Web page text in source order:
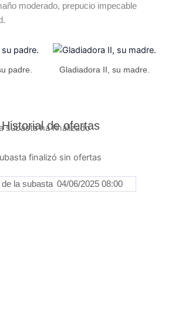
moderado, prepucio impecable
padre. Gladiadora II, su madre.
Historial de ofertas
subasta ha finalizado
finalizó sin ofertas
de la subasta 04/06/2025 08:00